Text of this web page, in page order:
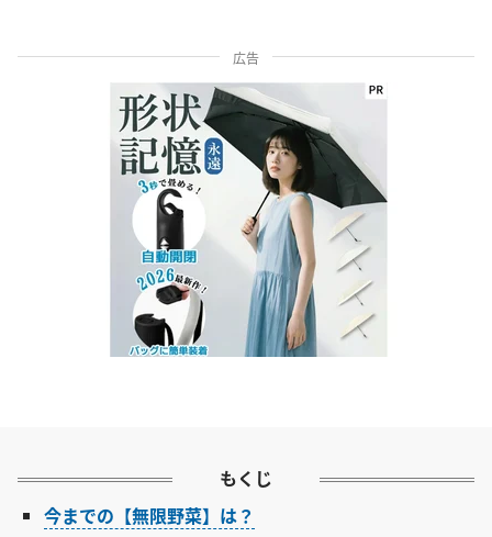
広告
もくじ
今までの【無限野菜】は？